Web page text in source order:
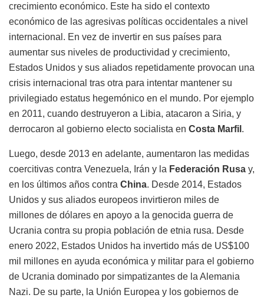
crecimiento económico. Este ha sido el contexto
económico de las agresivas políticas occidentales a nivel
internacional. En vez de invertir en sus países para
aumentar sus niveles de productividad y crecimiento,
Estados Unidos y sus aliados repetidamente provocan una
crisis internacional tras otra para intentar mantener su
privilegiado estatus hegemónico en el mundo. Por ejemplo
en 2011, cuando destruyeron a Libia, atacaron a Siria, y
derrocaron al gobierno electo socialista en Costa Marfil .
Luego, desde 2013 en adelante, aumentaron las medidas
coercitivas contra Venezuela, Irán y la Federación Rusa y,
en los últimos años contra China. Desde 2014, Estados
Unidos y sus aliados europeos invirtieron miles de
millones de dólares en apoyo a la genocida guerra de
Ucrania contra su propia población de etnia rusa. Desde
enero 2022, Estados Unidos ha invertido más de US$100
mil millones en ayuda económica y militar para el gobierno
de Ucrania dominado por simpatizantes de la Alemania
Nazi. De su parte, la Unión Europea y los gobiernos de